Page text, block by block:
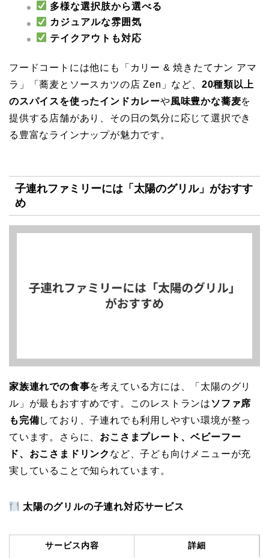
多様な選択肢から選べる
カジュアルな雰囲気
テイクアウトも対応
フードコートには他にも「カリー & 焼きたてナン アマ
ラ」「蕎麦とソースカツの店 Zen」など、 20種類以上
のスパイスを使ったインドカレーや風味豊かな蕎麦を
提供する店舗があり、その日の気分に応じて選択でき
る豊富なラインナップが魅力です。
子連れファミリーには「太陽のグリル」がおすす
め
家族連れでの食事を考えている方には、「太陽のグリ
ル」が最もおすすめです。このレストランは ソファ席
も完備しており、子連れでも利用しやすい環境が整っ
ています。さらに、 おこさまプレート、ベビーフー
ド、おこさまドリンク など、子ども向けメニューが充
実していることで知られています。
太陽のグリルの子連れ対応サービス
サービス内容 詳細